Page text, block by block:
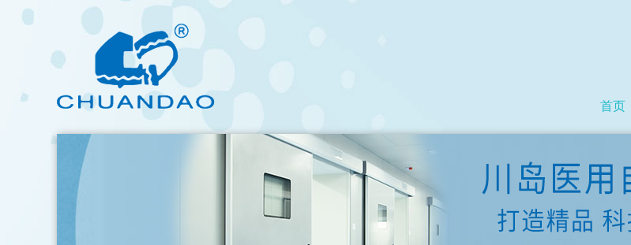
首页